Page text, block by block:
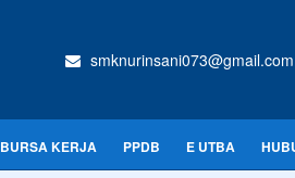
smknurinsani073@gmail.com
BURSA KERJA PPDB E UTBA